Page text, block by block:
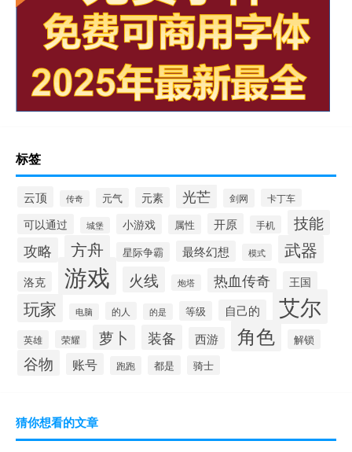
标签
云顶 传奇 元气 元素 光芒 剑网 卡丁车
可以通过 城堡 小游戏 属性 开原 手机
技能
攻略
方舟 星际争霸 最终幻想 模式 武器
洛克 游戏 火线 炮塔 热血传奇 王国
玩家 电脑 的人 的是 等级 自己的 艾尔
英雄 荣耀 萝卜 装备 西游 角色 解锁
谷物 账号 跑跑 都是 骑士
猜你想看的文章